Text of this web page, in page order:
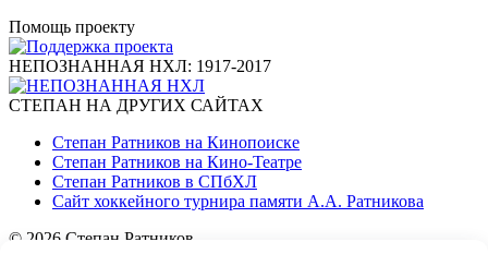
Помощь проекту
НЕПОЗНАННАЯ НХЛ: 1917-2017
СТЕПАН НА ДРУГИХ САЙТАХ
Степан Ратников на Кинопоиске
Степан Ратников на Кино-Театре
Степан Ратников в СПбХЛ
Сайт хоккейного турнира памяти А.А. Ратникова
© 2026 Степан Ратников